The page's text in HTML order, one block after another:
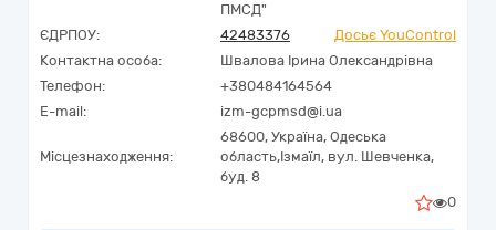
ПМСД"
ЄДРПОУ:
42483376
Досьє YouControl
Контактна особа:
Швалова Ірина Олександрівна
Телефон:
+380484164564
E-mail:
izm-gcpmsd@i.ua
Місцезнаходження:
68600, Україна, Одеська
область,Ізмаїл, вул. Шевченка,
буд. 8
0